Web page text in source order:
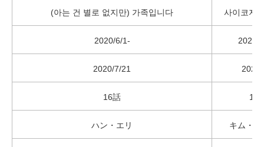
(아는 건 별로 없지만) 가족입니다 사이코지
2020/6/1- 2020/
2020/7/21
16話 16
ハン・エリ キム・